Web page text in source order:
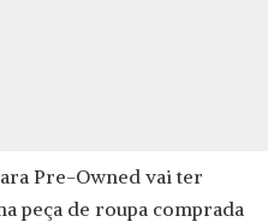
Pre-Owned vai ter
peça de roupa comprada